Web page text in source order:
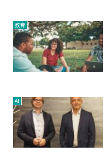
教育
AI